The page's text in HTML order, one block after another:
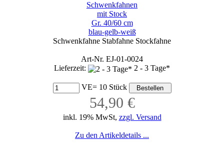
Schwenkfahnen
mit Stock
Gr. 40/60 cm
blau-gelb-weiß
Schwenkfahne Stabfahne Stockfahne
Art-Nr. EJ-01-0024
Lieferzeit:
2 - 3 Tage*
VE= 10 Stück
54,90 €
inkl. 19% MwSt, zzgl. Versand
Zu den Artikeldetails ...